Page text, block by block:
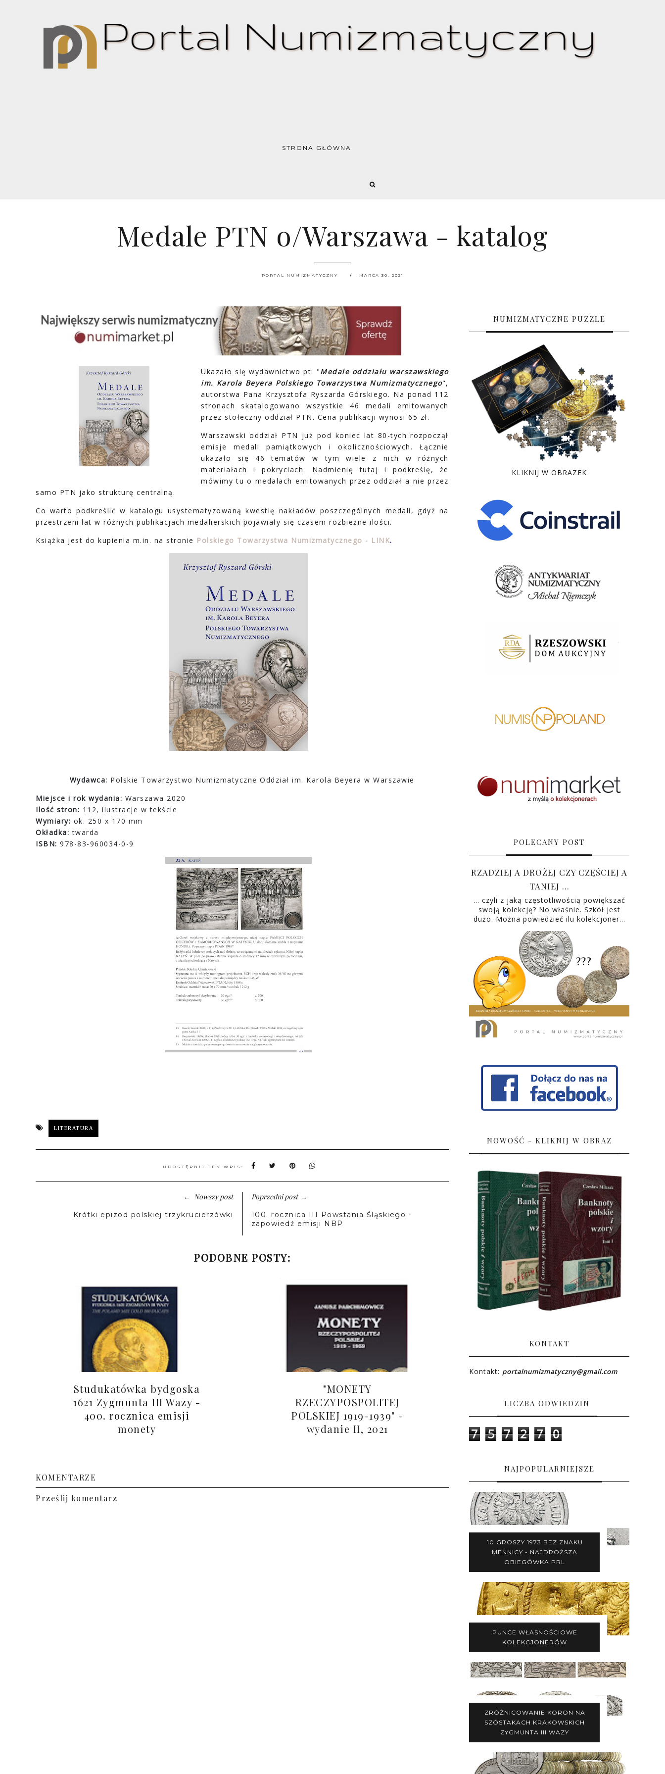
STRONA GŁÓWNA
Medale PTN o/Warszawa - katalog
PORTAL NUMIZMATYCZNY MARCA 30, 2021
Ukazało się wydawnictwo pt: "Medale oddziału warszawskiego
im. Karola Beyera Polskiego Towarzystwa Numizmatycznego",
autorstwa Pana Krzysztofa Ryszarda Górskiego. Na ponad 112
stronach skatalogowano wszystkie 46 medali emitowanych
przez stołeczny oddział PTN. Cena publikacji wynosi 65 zł.
Warszawski oddział PTN już pod koniec lat 80-tych rozpoczął
emisje medali pamiątkowych i okolicznościowych. Łącznie
ukazało się 46 tematów w tym wiele z nich w różnych
materiałach i pokryciach. Nadmienię tutaj i podkreślę, że
mówimy tu o medalach emitowanych przez oddział a nie przez
samo PTN jako strukturę centralną.
Co warto podkreślić w katalogu usystematyzowaną kwestię nakładów poszczególnych medali, gdyż na
przestrzeni lat w różnych publikacjach medalierskich pojawiały się czasem rozbieżne ilości.
Książka jest do kupienia m.in. na stronie Polskiego Towarzystwa Numizmatycznego - LINK.
Wydawca: Polskie Towarzystwo Numizmatyczne Oddział im. Karola Beyera w Warszawie
Miejsce i rok wydania: Warszawa 2020
Ilość stron: 112, ilustracje w tekście
Wymiary: ok. 250 x 170 mm
Okładka: twarda
ISBN: 978-83-960034-0-9
LITERATURA
UDOSTĘPNIJ TEN WPIS:
←Nowszy post
Krótki epizod polskiej trzykrucierzówki
Poprzedni post→
100. rocznica III Powstania Śląskiego -
zapowiedź emisji NBP
PODOBNE POSTY:
Studukatówka bydgoska
1621 Zygmunta III Wazy -
400. rocznica emisji
monety
"MONETY
RZECZYPOSPOLITEJ
POLSKIEJ 1919-1939" -
wydanie II, 2021
KOMENTARZE
Prześlij komentarz
NUMIZMATYCZNE PUZZLE
KLIKNIJ W OBRAZEK
POLECANY POST
RZADZIEJ A DROŻEJ CZY CZĘŚCIEJ A
TANIEJ …
… czyli z jaką częstotliwością powiększać
swoją kolekcję? No właśnie. Szkół jest
dużo. Można powiedzieć ilu kolekcjoner…
NOWOŚĆ - KLIKNIJ W OBRAZ
KONTAKT
Kontakt: portalnumizmatyczny@gmail.com
LICZBA ODWIEDZIN
7 5 7 2 7 0
NAJPOPULARNIEJSZE
10 GROSZY 1973 BEZ ZNAKU
MENNICY - NAJDROŻSZA
OBIEGÓWKA PRL
PUNCE WŁASNOŚCIOWE
KOLEKCJONERÓW
ZRÓŻNICOWANIE KORON NA
SZÓSTAKACH KRAKOWSKICH
ZYGMUNTA III WAZY